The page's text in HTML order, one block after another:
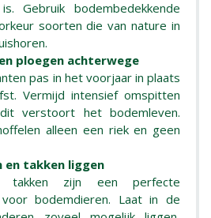
Gebruik bodembedekkende
soorten die van nature in
ploegen achterwege
pas in het voorjaar in plaats
Vermijd intensief omspitten
verstoort het bodemleven.
alleen een riek en geen
en takken liggen
takken zijn een perfecte
bodemdieren. Laat in de